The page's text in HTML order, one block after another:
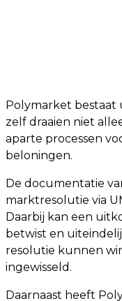
Polymarket bestaat
zelf draaien niet
aparte processen
beloningen.
De documentatie
marktresolutie via
Daarbij kan een
betwist en
resolutie kunnen
ingewisseld.
Daarnaast heeft